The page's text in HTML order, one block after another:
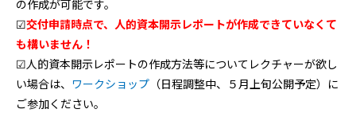
の作成が可能です。
☑交付申請時点で、人的資本開示レポートが作成できていなくて
も構いません！
☑人的資本開示レポートの作成方法等についてレクチャーが欲し
い場合は、 ワークショップ （日程調整中、５月上旬公開予定）に
ご参加ください。